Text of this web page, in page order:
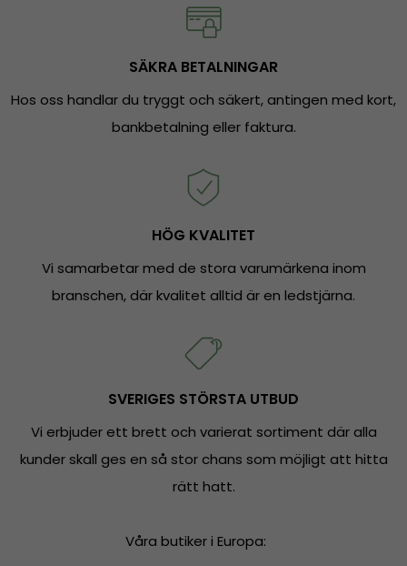
SÄKRA BETALNINGAR
Hos oss handlar du tryggt och säkert, antingen med kort,
bankbetalning eller faktura.
HÖG KVALITET
Vi samarbetar med de stora varumärkena inom
branschen, där kvalitet alltid är en ledstjärna.
SVERIGES STÖRSTA UTBUD
Vi erbjuder ett brett och varierat sortiment där alla
kunder skall ges en så stor chans som möjligt att hitta
rätt hatt.
Våra butiker i Europa: